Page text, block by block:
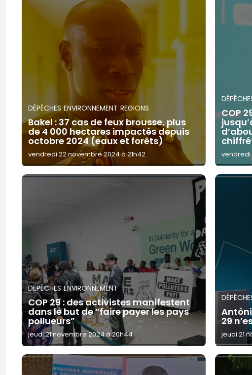
DÉPÊCHES ENVIRONNEMENT REGIONS
Bakel : 37 cas de feux brousse, plus
de 4 000 hectares impactés depuis
octobre 2024 (eaux et forêts)
vendredi 22 novembre 2024 à 21h42
COP
vendredi
DÉPÊCHES ENVIRONNEMENT
COP 29 : des activistes manifestent
dans le but de ”faire payer les pays
pollueurs”
jeudi 21 novembre 2024 à 20h44
29
jeudi 21